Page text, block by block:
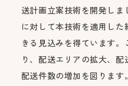
送計画立案技術を開発しま
に対して本技術を適用した
きる見込みを得ています
り、配送エリアの拡大、
配送件数の増加を図りま